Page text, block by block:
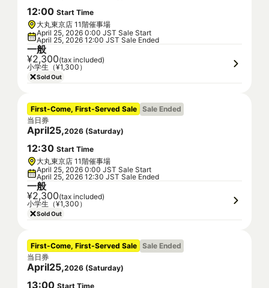
12:00 Start Time
大丸東京店 11階催事場
April 25, 2026 0:00 JST Sale Start
April 25, 2026 12:00 JST Sale Ended
一般
¥2,300(tax included)
小学生（¥1,300）
Sold Out
First-Come, First-Served Sale Sale Ended
当日券
April25,2026 (Saturday)
12:30 Start Time
大丸東京店 11階催事場
April 25, 2026 0:00 JST Sale Start
April 25, 2026 12:30 JST Sale Ended
一般
¥2,300(tax included)
小学生（¥1,300）
Sold Out
First-Come, First-Served Sale Sale Ended
当日券
April25,2026 (Saturday)
13:00 Start Time